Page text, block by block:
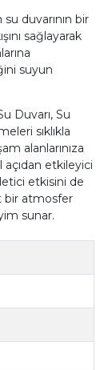
duvarının bir
sağlayarak
suyun
Duvarı, Su
sıklıkla
alanlarınıza
etkileyici
etkisini de
bir atmosfer
sunar.